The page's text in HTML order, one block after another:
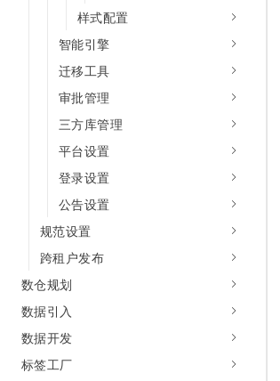
样式配置
智能引擎
迁移工具
审批管理
三方库管理
平台设置
登录设置
公告设置
规范设置
跨租户发布
数仓规划
数据引入
数据开发
标签工厂